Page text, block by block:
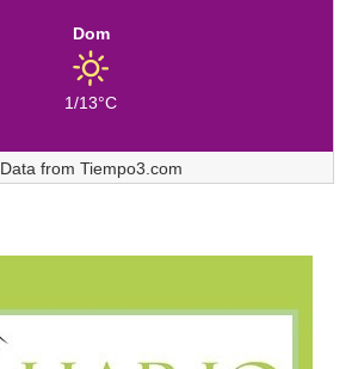
Dom
1/13°C
Data from Tiempo3.com